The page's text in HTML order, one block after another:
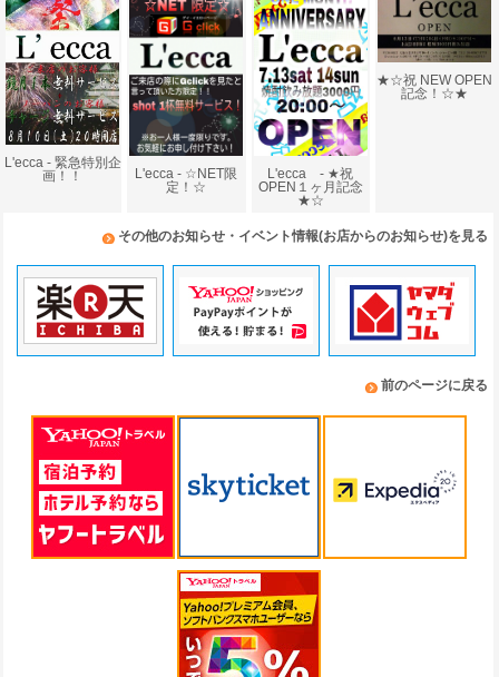
L'ecca - 緊急特別企
画！！
L'ecca - ☆NET限
定！☆
L'ecca - ★祝
OPEN１ヶ月記念
★☆
★☆祝 NEW OPEN
記念！☆★
その他のお知らせ・イベント情報(お店からのお知らせ)を見る
前のページに戻る